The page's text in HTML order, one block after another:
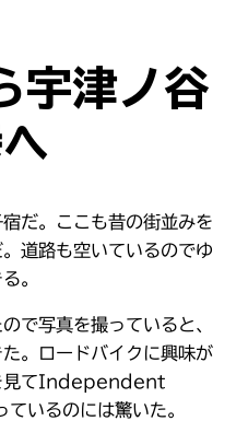
宇津ノ谷
だ。ここも昔の街並みを
道路も空いているのでゆ
。
で写真を撮っていると、
。ロードバイクに興味が
見てIndependent
いるのには驚いた。